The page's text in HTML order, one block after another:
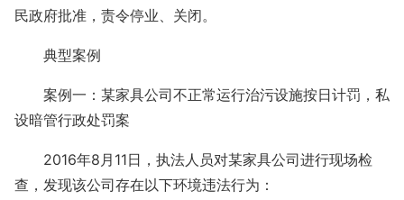
民政府批准，责令停业、关闭。
典型案例
案例一：某家具公司不正常运行治污设施按日计罚，私
设暗管行政处罚案
2016年8月11日，执法人员对某家具公司进行现场检
查，发现该公司存在以下环境违法行为：